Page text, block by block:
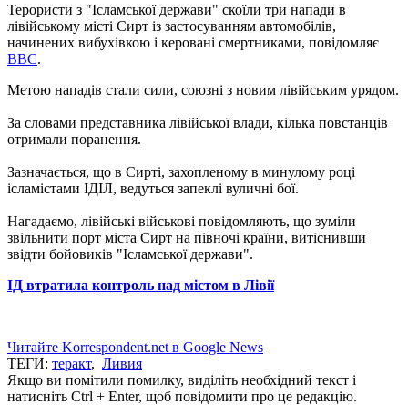
Терористи з "Ісламської держави" скоїли три напади в
лівійському місті Сирт із застосуванням автомобілів,
начинених вибухівкою і керовані смертниками, повідомляє
BBC.
Метою нападів стали сили, союзні з новим лівійським урядом.
За словами представника лівійської влади, кілька повстанців
отримали поранення.
Зазначається, що в Сирті, захопленому в минулому році
ісламістами ІДІЛ, ведуться запеклі вуличні бої.
Нагадаємо, лівійські військові повідомляють, що зуміли
звільнити порт міста Сирт на півночі країни, витіснивши
звідти бойовиків "Ісламської держави".
ІД втратила контроль над містом в Лівії
Читайте Korrespondent.net в Google News
ТЕГИ: теракт, Ливия
Якщо ви помітили помилку, виділіть необхідний текст і
натисніть Ctrl + Enter, щоб повідомити про це редакцію.